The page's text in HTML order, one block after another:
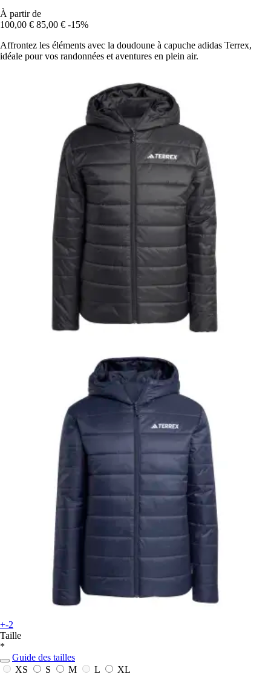
À partir de
100,00 € 85,00 € -15%
Affrontez les éléments avec la doudoune à capuche adidas Terrex,
idéale pour vos randonnées et aventures en plein air.
+-2
Taille
*
Guide des tailles
XS
S M L
XL